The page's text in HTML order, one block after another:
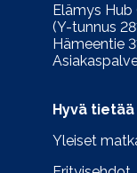
Elämys
(Y-tunnus
Hämeentie
Hyvä tietää
Yleiset